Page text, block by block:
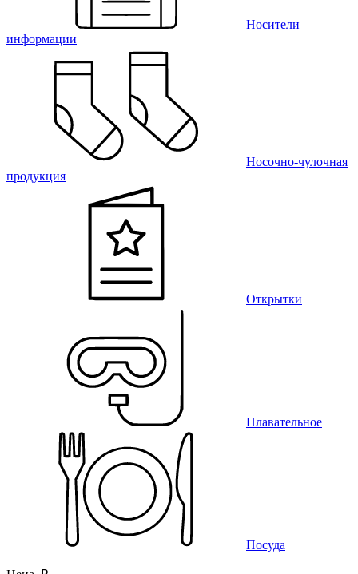
Носители
информации
Носочно-чулочная
продукция
Открытки
Плавательное
Посуда